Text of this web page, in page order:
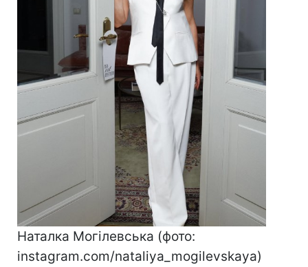
Наталка Могілевська (фото:
instagram.com/nataliya_mogilevskaya)